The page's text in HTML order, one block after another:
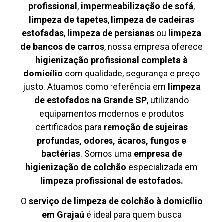
profissional , impermeabilização de sofá,
limpeza de tapetes, limpeza de cadeiras
estofadas, limpeza de persianas ou limpeza
de bancos de carros, nossa empresa oferece
higienização profissional completa à
domicílio com qualidade, segurança e preço
justo. Atuamos como referência em limpeza
de estofados na Grande SP, utilizando
equipamentos modernos e produtos
certificados para remoção de sujeiras
profundas, odores, ácaros, fungos e
bactérias. Somos uma empresa de
higienização de colchão especializada em
limpeza profissional de estofados.
O serviço de limpeza de colchão à domicílio
em Grajaú é ideal para quem busca